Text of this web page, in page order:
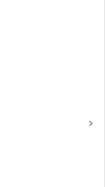
keyboard_arrow_right